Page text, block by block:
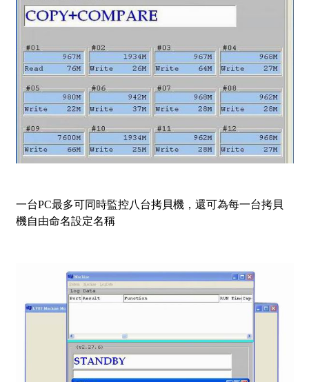
一台PC最多可同時監控八台拷貝機，還可為每一台拷貝
機自由命名設定名稱